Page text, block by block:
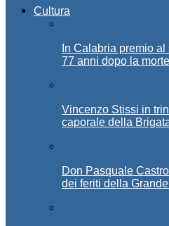
Cultura
In Calabria premio
77 anni dopo la morte
Vincenzo Stissi in
caporale della
Don Pasquale
dei feriti della